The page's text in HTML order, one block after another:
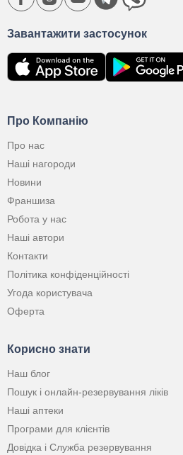
Про Компанію
Про нас
Наші нагороди
Новини
Франшиза
Робота у нас
Наші автори
Контакти
Політика конфіденційності
Угода користувача
Оферта
Корисно знати
Наш блог
Пошук і онлайн-резервування ліків
Наші аптеки
Програми для клієнтів
Довідка і Служба резервування
Завантажити застосунок